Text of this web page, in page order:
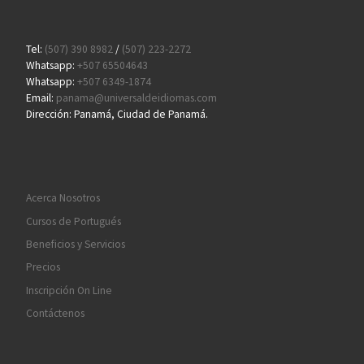
Tel: (507) 390 8982/ (507) 223-2272
Whatsapp: +507 65504643
Whatsapp: +507 6349-1874
Email: panama@universaldeidiomas.com
Dirección: Panamá, Ciudad de Panamá.
Acerca Nosotros
Cursos de Portugués
Beneficios y Servicios
Precios
Inscripción On Line
Contáctenos